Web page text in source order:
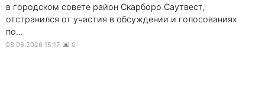
в городском совете район Скарборо Саутвест,
отстранился от участия в обсуждении и голосованиях
по...
08.06.2026 15:17 0